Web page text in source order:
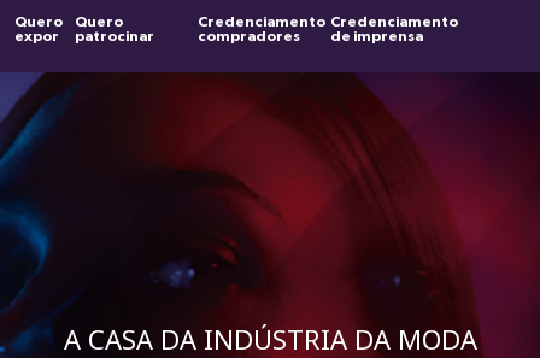
Quero
expor
Quero
patrocinar
Credenciamento
compradores
Credenciamento
de imprensa
A CASA DA INDÚSTRIA DA MODA